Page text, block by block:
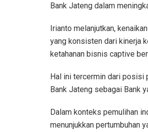
Bank Jateng dalam
Irianto melanjutkan,
yang konsisten dari kinerja
ketahanan bisnis captive
Hal ini tercermin dari posisi
Bank Jateng sebagai Bank
Dalam konteks pemulihan
menunjukkan pertumbuhan